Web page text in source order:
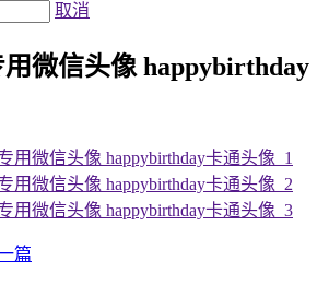
取消
微信头像 happybirthday
篇